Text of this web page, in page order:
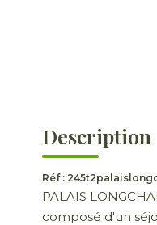
Description
Réf :
PALAIS
composé d'un